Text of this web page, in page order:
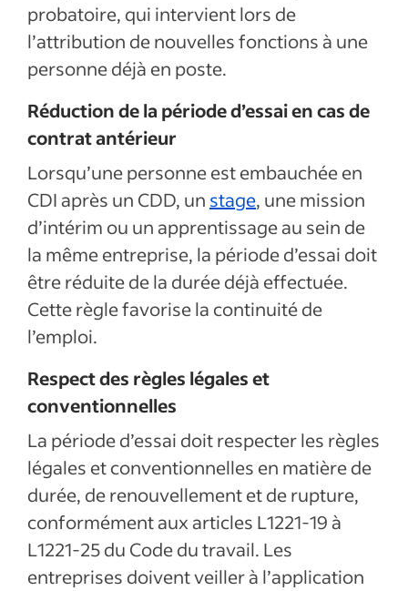
probatoire, qui intervient lors de
l’attribution de nouvelles fonctions à une
personne déjà en poste.
Réduction de la période d’essai en cas de
contrat antérieur
Lorsqu’une personne est embauchée en
CDI après un CDD, un stage, une mission
d’intérim ou un apprentissage au sein de
la même entreprise, la période d’essai doit
être réduite de la durée déjà effectuée.
Cette règle favorise la continuité de
l’emploi.
Respect des règles légales et
conventionnelles
La période d’essai doit respecter les règles
légales et conventionnelles en matière de
durée, de renouvellement et de rupture,
conformément aux articles L1221-19 à
L1221-25 du Code du travail. Les
entreprises doivent veiller à l’application